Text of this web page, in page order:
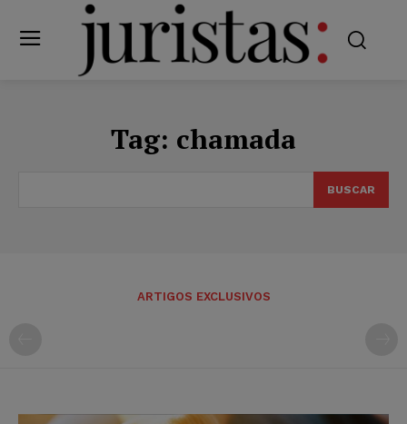
Tag: chamada
BUSCAR
ARTIGOS EXCLUSIVOS